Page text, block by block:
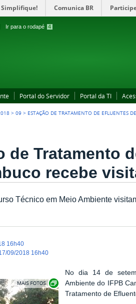
Simplifique! Comunica BR
Ir para o rodapé 4
Portal do Servidor Portal da TI
>09 > ESTAÇÃO DE TRATAMENTO DE EFLUENTES
de Tratamento
recebe
Técnico em Meio Ambiente
16h40
09/2018 16h40
Exibir carrossel de imagens
No dia 14 de
Ambiente do IFPB
Tratamento de